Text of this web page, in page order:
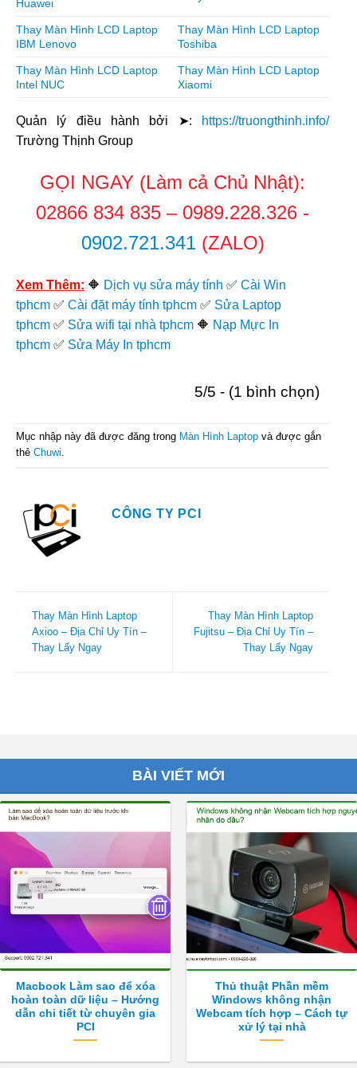
Huawei
Thay Màn Hình LCD Laptop
IBM Lenovo
Thay Màn Hình LCD Laptop
Toshiba
Thay Màn Hình LCD Laptop
Intel NUC
Thay Màn Hình LCD Laptop
Xiaomi
Quản lý điều hành bởi ➤:
https://truongthinh.info/
Trường Thịnh Group
GỌI NGAY (Làm cả Chủ Nhật):
02866 834 835 – 0989.228.326 -
0902.721.341 (ZALO)
Xem Thêm: 🔶 Dịch vụ sửa máy tính ✅ Cài Win
tphcm ✅ Cài đặt máy tính tphcm ✅ Sửa Laptop
tphcm ✅ Sửa wifi tại nhà tphcm 🔶 Nạp Mực In
tphcm ✅ Sửa Máy In tphcm
5/5 - (1 bình chọn)
Mục nhập này đã được đăng trong Màn Hình Laptop và được gắn
thẻ Chuwi
CÔNG TY PCI
Thay Màn Hình Laptop
Axioo – Địa Chỉ Uy Tín –
Thay Lấy Ngay
Thay Màn Hình Laptop
Fujitsu – Địa Chỉ Uy Tín –
Thay Lấy Ngay
BÀI VIẾT MỚI
Macbook Làm sao để xóa
hoàn toàn dữ liệu – Hướng
dẫn chi tiết từ chuyên gia
PCI
Thủ thuật Phần mềm
Windows không nhận
Webcam tích hợp – Cách tự
xử lý tại nhà